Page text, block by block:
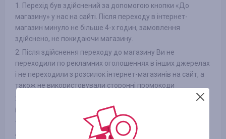
1. Перехід був здійснений за допомогою кнопки «До
магазину» у нас на сайті. Після переходу в інтернет-
магазин минуло не більше 4-х годин, замовлення
здійснено, не покидаючи магазину.
2. Після здійснення переходу до магазину Ви не
переходили по рекламних оголошеннях в інших джерелах
і не переходили з розсилок інтернет-магазинів на сайт, а
також не використовували сторонні промокоди
3. Обраний Вами товар бере участь в кешбека (в деяких
інтернет-магазинах є поділ на категорії, дивіться вкладку
«ІНФОРМАЦІЯ/УМОВИ» )
4. Після оплати товару Вами в інтернет-магазині Ви не